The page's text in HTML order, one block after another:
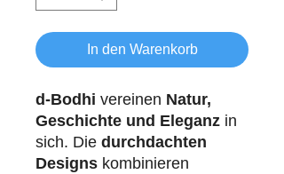
In den Warenkorb
d-Bodhi vereinen Natur,
Geschichte und Eleganz in
sich. Die durchdachten
Designs kombinieren